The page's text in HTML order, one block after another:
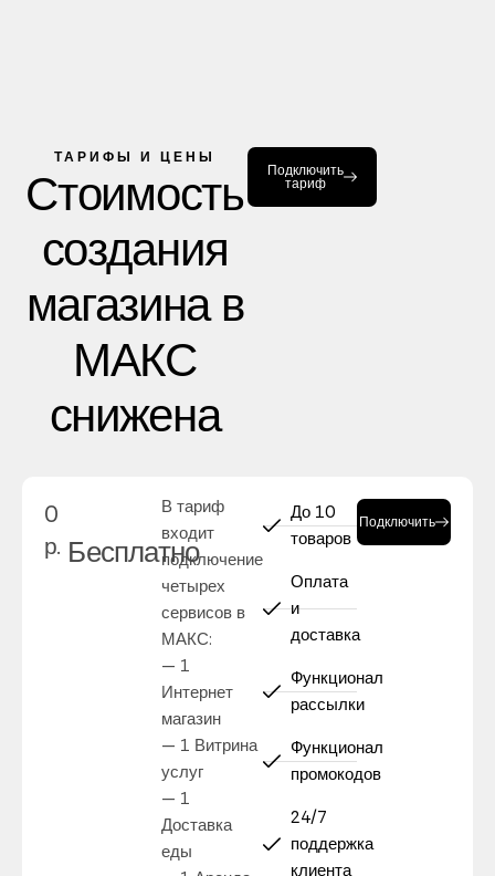
ТАРИФЫ И ЦЕНЫ
Стоимость
создания
магазина в
МАКС
снижена
Подключить
тариф
0
р. Бесплатно
В тариф
входит
подключение
четырех
сервисов в
МАКС:
— 1
Интернет
магазин
— 1 Витрина
услуг
— 1
Доставка
еды
До 10
товаров
Оплата
и
доставка
Функционал
рассылки
Функционал
промокодов
24/7
поддержка
клиента
Подключить